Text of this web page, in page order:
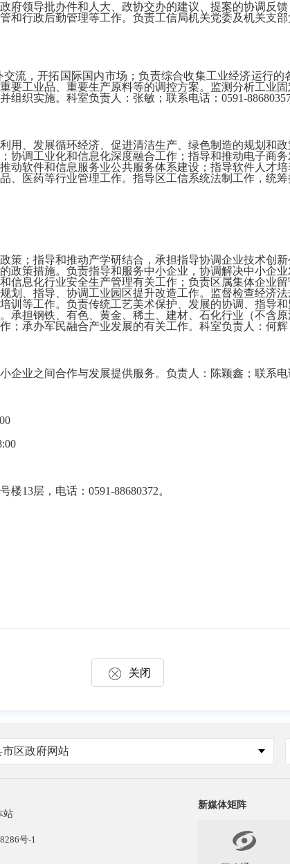
领导批办件和人大、政协交办的建议、提案的协调反
和行政后勤管理等工作。负责工信局机关党委及机关支
，开拓国际国内市场；负责综合收集工业经济运行的
要工业品、重要生产原料等的调控方案。监测分析工业
织实施。科室负责人：张敏；联系电话：0591-88680357
用、 发展循环经济、促进清洁生产 绿色制造的规划和
协调工业化和信息化深度融合工作；指导和推动电子商
推动软件和信息服务业公共服务体系建设；指导软件人才培
、医药等行业管理工作。指导区工信系统法制工作，统
策；指导和推动产学研结合，承担指导协调企业技术创
政策措施。 负责指导和服务中小企业，协调解决中小企
信息化行业安全生产管理有关工作；负责区属集体企业
划、指导、协调工业园区提升改造工作。监督检查经济
训等工作。负责传统工艺美术保护、发展的协调、指导
承担钢铁、有色 、黄金 、稀土、建材、 石化行业（不含原
；承办军民融合产业发展的有关工作。 科室负责人：何辉
之间合作与发展提供服务。负责人：陈颖鑫；联系电话
13层，电话：0591-88680372。
关闭
市区政府网站
站
号-1
新媒体矩阵
